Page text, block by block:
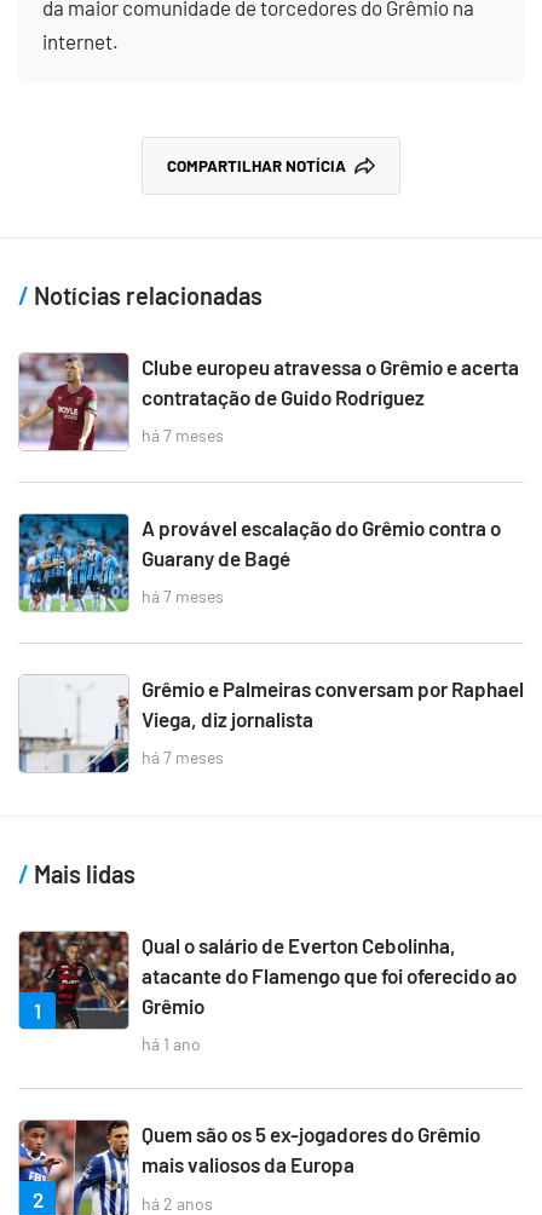
da maior comunidade de torcedores do Grêmio na
internet.
COMPARTILHAR NOTÍCIA
Notícias relacionadas
Clube europeu atravessa o Grêmio e acerta
contratação de Guido Rodríguez
há 7 meses
A provável escalação do Grêmio contra o
Guarany de Bagé
há 7 meses
Grêmio e Palmeiras conversam por Raphael
Viega, diz jornalista
há 7 meses
Mais lidas
1
Qual o salário de Everton Cebolinha,
atacante do Flamengo que foi oferecido ao
Grêmio
há 1 ano
2
Quem são os 5 ex-jogadores do Grêmio
mais valiosos da Europa
há 2 anos